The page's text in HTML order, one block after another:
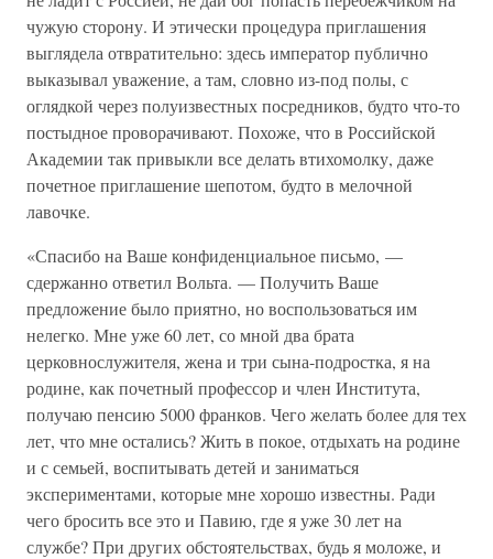
чужую сторону. И этически процедура приглашения
выглядела отвратительно: здесь император публично
выказывал уважение, а там, словно из-под полы, с
оглядкой через полуизвестных посредников, будто что-то
постыдное проворачивают. Похоже, что в Российской
Академии так привыкли все делать втихомолку, даже
почетное приглашение шепотом, будто в мелочной
лавочке.
«Спасибо на Ваше конфиденциальное письмо, —
сдержанно ответил Вольта. — Получить Ваше
предложение было приятно, но воспользоваться им
нелегко. Мне уже 60 лет, со мной два брата
церковнослужителя, жена и три сына-подростка, я на
родине, как почетный профессор и член Института,
получаю пенсию 5000 франков. Чего желать более для тех
лет, что мне остались? Жить в покое, отдыхать на родине
и с семьей, воспитывать детей и заниматься
экспериментами, которые мне хорошо известны. Ради
чего бросить все это и Павию, где я уже 30 лет на
службе? При других обстоятельствах, будь я моложе, и